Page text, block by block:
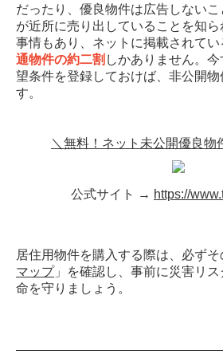
だったり、優良物件は広告しない
が近所に売り出していることを知
事情もあり、ネットに掲載されてい
通物件の約二割 しかありません。
望条件を登録しておけば、非公開物
す。
＼無料！ネット未公開優良物
公式サイト → https://
居住用物件を購入する際は、必ずそ
マップ」を確認し、事前に災害リ
命を守りましょう。